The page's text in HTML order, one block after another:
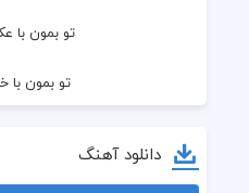
تو بمون
تو بمون
چه عذابیه
دانلود آهنگ